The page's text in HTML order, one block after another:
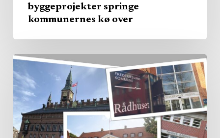
byggeprojekter springe
kommunernes kø over
Kommunerne
købte
pladserne
–
nu
kommer